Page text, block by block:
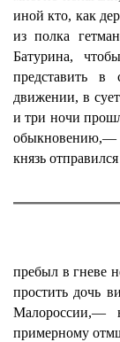
иной кто, как
из полка
Батурина,
представить
движении, в
и три ночи
обыкновению,—
князь
пребыл в гневе
простить дочь
Малороссии,—
примерному